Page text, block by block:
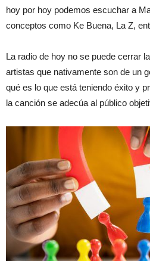
hoy por hoy podemos escuchar a
conceptos como Ke Buena, La Z,
La radio de hoy no se puede cerrar
artistas que nativamente son de un
qué es lo que está teniendo éxito y
la canción se adecúa al público